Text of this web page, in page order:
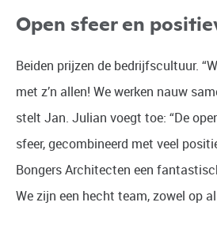
Open sfeer en
Beiden prijzen de bedrijfscultuur.
met z’n allen! We werken nauw
stelt Jan. Julian voegt toe: “De
sfeer, gecombineerd met veel
Bongers Architecten een
We zijn een hecht team, zowel op